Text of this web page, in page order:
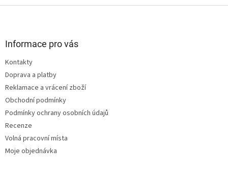
Informace pro vás
Kontakty
Doprava a platby
Reklamace a vrácení zboží
Obchodní podmínky
Podmínky ochrany osobních údajů
Recenze
Volná pracovní místa
Moje objednávka